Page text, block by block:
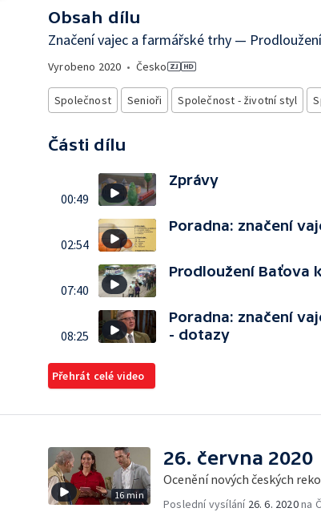
Obsah dílu
Značení vajec a farmářské trhy —
Vyrobeno 2020 • Česko
Společnost Senioři Společnost - životní styl
Části dílu
00:49
Zprávy
02:54
Poradna: značení
07:40
Prodloužení Baťova
08:25
Poradna: značení
- dotazy
Přehrát celé video
16 min
26. června 2020
Ocenění nových českých
Poslední vysílání 26. 6. 2020na